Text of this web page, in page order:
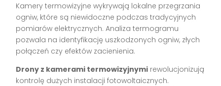
Kamery termowizyjne wykrywają lokalne przegrzania
ogniw, które są niewidoczne podczas tradycyjnych
pomiarów elektrycznych. Analiza termogramu
pozwala na identyfikację uszkodzonych ogniw, złych
połączeń czy efektów zacienienia.
Drony z kamerami termowizyjnymi rewolucjonizują
kontrolę dużych instalacji fotowoltaicznych.